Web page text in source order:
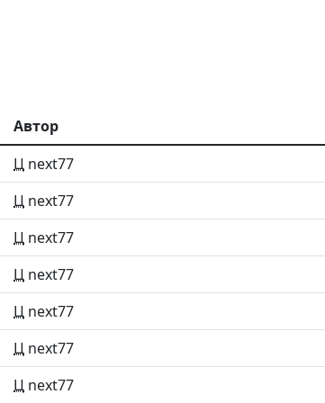
Автор
Ц next77
Ц next77
Ц next77
Ц next77
Ц next77
Ц next77
Ц next77